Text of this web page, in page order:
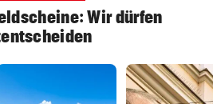
Wir dürfen